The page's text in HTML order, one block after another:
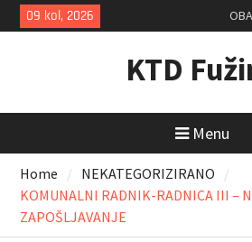
Skip
to
09 kol, 2026
KTD
Menu
Home
NEKATEGORIZIRANO
KOMUNALNI RADNIK-RADNICA III –
ZAPOŠLJAVANJE